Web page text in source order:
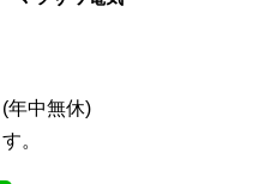
年中無休)
。